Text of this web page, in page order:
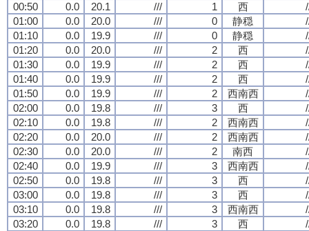
00:50
0.0 20.1 /// 1 西
01:00
0.0 20.0 /// 0 静穏
01:10
0.0 19.9 /// 0 静穏
01:20
0.0 20.0 /// 2 西
01:30
0.0 19.9 /// 2 西
01:40
0.0 19.9 /// 2 西
01:50
0.0 19.9 /// 2 西南西
02:00
0.0 19.8 /// 3 西
02:10
0.0 19.8 /// 2 西南西
02:20
0.0 20.0 /// 2 西南西
02:30
0.0 20.0 /// 2 南西
02:40
0.0 19.9 /// 3 西南西
02:50
0.0 19.8 /// 3 西
03:00
0.0 19.8 /// 3 西
03:10
0.0 19.8 /// 3 西南西
03:20
0.0 19.8 /// 3 西